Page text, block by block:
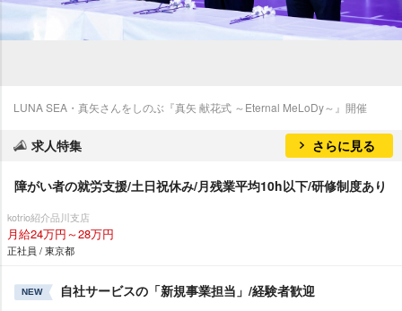
LUNA SEA・真矢さんをしのぶ『真矢 献花式 ～Eternal MeLoDy～』開催
求人特集 さらに見る
障がい者の就労支援/土日祝休み/月残業平均10h以下/研修制度あり
kotrio紹介品川支店
月給24万円～28万円
正社員 / 東京都
NEW 自社サービスの「新規事業担当」/経験者歓迎